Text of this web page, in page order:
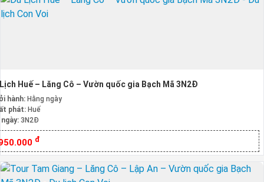
Huế – Lăng Cô – Vườn quốc gia Bạch Mã 3N2Đ
hành: Hằng ngày
phát: Huế
3N2Đ
đ